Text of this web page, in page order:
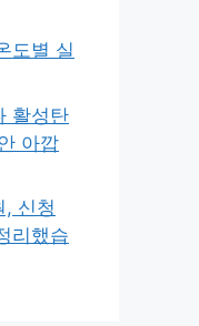
도별 실
활성탄
아깝
, 신청
리했습